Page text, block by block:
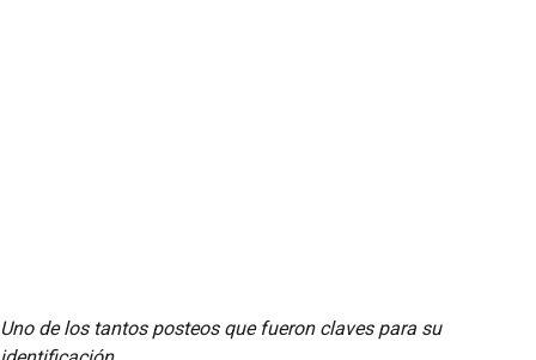
Uno de los tantos posteos que fueron claves para su